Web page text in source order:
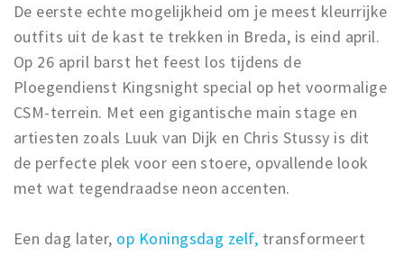
De eerste echte mogelijkheid om je meest kleurrijke
outfits uit de kast te trekken in Breda, is eind april.
Op 26 april barst het feest los tijdens de
Ploegendienst Kingsnight special op het voormalige
CSM-terrein. Met een gigantische main stage en
artiesten zoals Luuk van Dijk en Chris Stussy is dit
de perfecte plek voor een stoere, opvallende look
met wat tegendraadse neon accenten.
Een dag later, op Koningsdag zelf, transformeert